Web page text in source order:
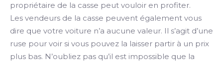
propriétaire de la casse peut vouloir en profiter.
Les vendeurs de la casse peuvent également vous
dire que votre voiture n’a aucune valeur. Il s’agit d’une
ruse pour voir si vous pouvez la laisser partir à un prix
plus bas. N’oubliez pas qu’il est impossible que la